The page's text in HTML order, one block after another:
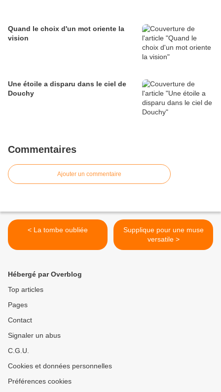
Quand le choix d'un mot oriente la
vision
Une étoile a disparu dans le ciel de
Douchy
Commentaires
Ajouter un commentaire
< La tombe oubliée
Supplique pour une muse
versatile >
Hébergé par Overblog
Top articles
Pages
Contact
Signaler un abus
C.G.U.
Cookies et données personnelles
Préférences cookies